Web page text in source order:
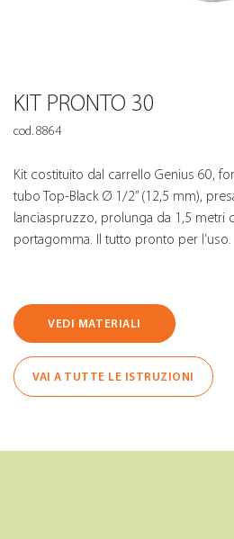
KIT PRONTO 30
cod. 8864
Kit costituito dal carrello Genius 60,
tubo Top-Black Ø 1/2” (12,5 mm),
lanciaspruzzo, prolunga da 1,5 metri
portagomma. Il tutto pronto per l’uso.
VEDI MATERIALI
VAI A TUTTE LE ISTRUZIONI